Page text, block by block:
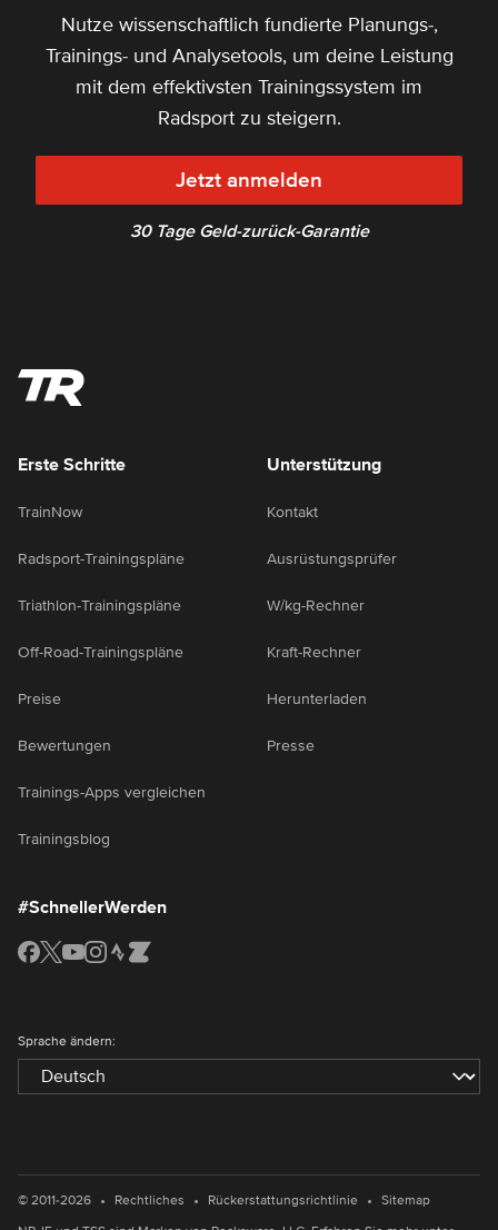
Nutze wissenschaftlich fundierte Planungs-,
Trainings- und Analysetools, um deine Leistung
mit dem effektivsten Trainingssystem im
Radsport zu steigern.
Jetzt anmelden
30 Tage Geld-zurück-Garantie
Erste Schritte
TrainNow
Radsport-Trainingspläne
Triathlon-Trainingspläne
Off-Road-Trainingspläne
Preise
Bewertungen
Trainings-Apps vergleichen
Trainingsblog
Unterstützung
Kontakt
Ausrüstungsprüfer
W/kg-Rechner
Kraft-Rechner
Herunterladen
Presse
#SchnellerWerden
Sprache ändern:
© 2011-2026 • Rechtliches • Rückerstattungsrichtlinie • Sitemap